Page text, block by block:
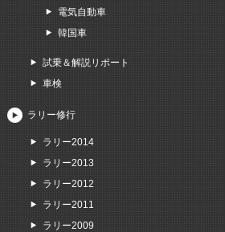
電気自動車
韓国車
試乗＆解説リポート
車検
ラリー修行
ラリー2014
ラリー2013
ラリー2012
ラリー2011
ラリー2009